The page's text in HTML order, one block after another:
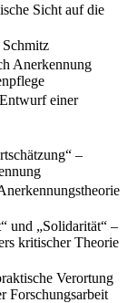
Sicht auf die
Anerkennung
einer
–
und „Solidarität“ –
kritischer Theorie
Verortung
Forschungsarbeit